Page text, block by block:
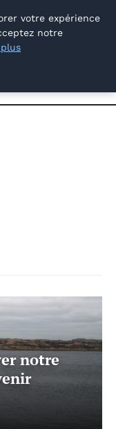
notre
votre expérience
notre